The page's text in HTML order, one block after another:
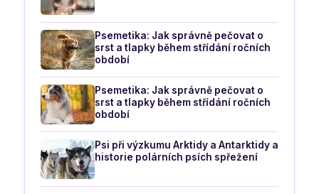
Psemetika: Jak správně pečovat o
srst a tlapky během střídání ročních
období
Psemetika: Jak správně pečovat o
srst a tlapky během střídání ročních
období
Psi při výzkumu Arktidy a Antarktidy a
historie polárních psích spřežení